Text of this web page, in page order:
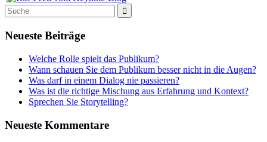
Neueste Beiträge
Welche Rolle spielt das Publikum?
Wann schauen Sie dem Publikum besser nicht in die Augen?
Was darf in einem Dialog nie passieren?
Was ist die richtige Mischung aus Erfahrung und Kontext?
Sprechen Sie Storytelling?
Neueste Kommentare